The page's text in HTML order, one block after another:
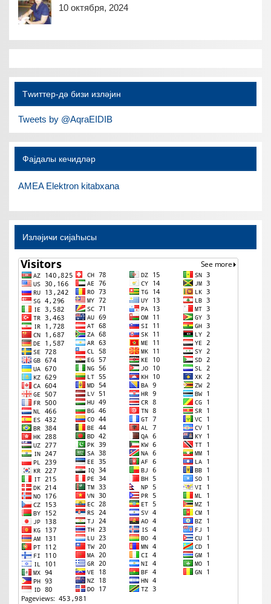
10 октября, 2024
Тwиттер-дә бизи изләјин
Tweets by @AqraEIDIB
Фајдалы кечидләр
AMEA Elektron kitabxana
Изләјиҹи сијаһысы